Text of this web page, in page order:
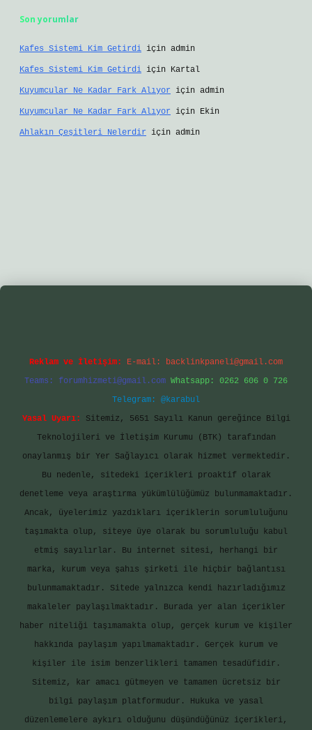
Son yorumlar
Kafes Sistemi Kim Getirdi için admin
Kafes Sistemi Kim Getirdi için Kartal
Kuyumcular Ne Kadar Fark Alıyor için admin
Kuyumcular Ne Kadar Fark Alıyor için Ekin
Ahlakın Çeşitleri Nelerdir için admin
betexper yeni giriş
Reklam ve İletişim: E-mail: backlinkpaneli@gmail.com
Teams: forumhizmeti@gmail.com Whatsapp: 0262 606 0 726
Telegram: @karabul
Yasal Uyarı:
Sitemiz, 5651 Sayılı Kanun gereğince Bilgi
Teknolojileri ve İletişim Kurumu (BTK) tarafından
onaylanmış bir Yer Sağlayıcı olarak hizmet vermektedir.
Bu nedenle, sitedeki içerikleri proaktif olarak
denetleme veya araştırma yükümlülüğümüz bulunmamaktadır.
Ancak, üyelerimiz yazdıkları içeriklerin sorumluluğunu
taşımakta olup, siteye üye olarak bu sorumluluğu kabul
etmiş sayılırlar. Bu internet sitesi, herhangi bir
marka, kurum veya şahıs şirketi ile hiçbir bağlantısı
bulunmamaktadır. Sitede yalnızca kendi hazırladığımız
makaleler paylaşılmaktadır. Burada yer alan içerikler
haber niteliği taşımamakta olup, gerçek kurum ve kişiler
hakkında paylaşım yapılmamaktadır. Gerçek kurum ve
kişiler ile isim benzerlikleri tamamen tesadüfidir.
Sitemiz, kar amacı gütmeyen ve tamamen ücretsiz bir
bilgi paylaşım platformudur. Hukuka ve yasal
düzenlemelere aykırı olduğunu düşündüğünüz içerikleri,